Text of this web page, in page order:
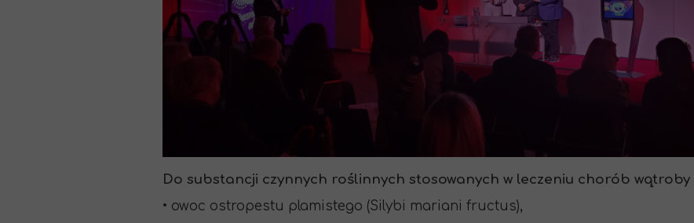
Do substancji czynnych roślinnych stosowanych w leczeniu chorób wątroby
• owoc ostropestu plamistego (Silybi mariani fructus),